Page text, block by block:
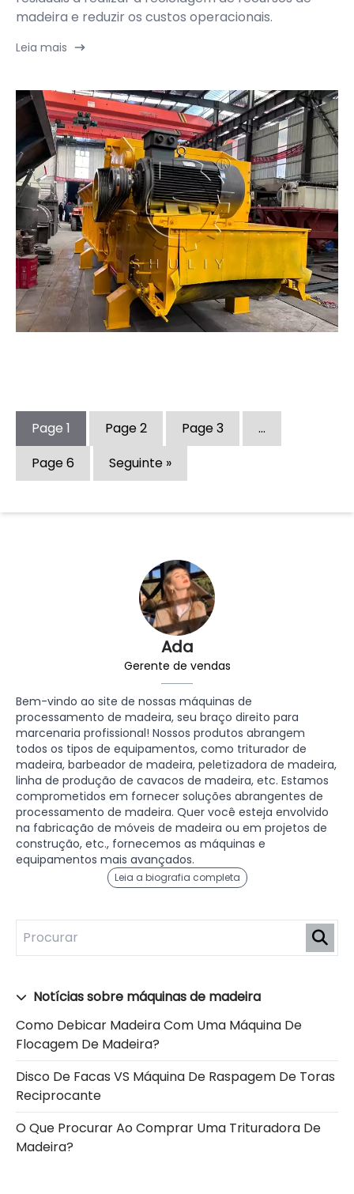
Ada
Gerente de vendas
Bem-vindo ao site de nossas máquinas de
processamento de madeira, seu braço direito para
marcenaria profissional! Nossos produtos abrangem
todos os tipos de equipamentos, como triturador de
madeira, barbeador de madeira, peletizadora de madeira,
linha de produção de cavacos de madeira, etc. Estamos
comprometidos em fornecer soluções abrangentes de
processamento de madeira. Quer você esteja envolvido
na fabricação de móveis de madeira ou em projetos de
construção, etc., fornecemos as máquinas e
equipamentos mais avançados.
Leia a biografia completa
Notícias sobre máquinas de madeira
Como Debicar Madeira Com Uma Máquina De
Flocagem De Madeira?
Disco De Facas VS Máquina De Raspagem De Toras
Reciprocante
O Que Procurar Ao Comprar Uma Trituradora De
Madeira?
madeira e reduzir os custos operacionais.
Leia mais
Page 1 Page2 Page3
…
Page6 Seguinte »